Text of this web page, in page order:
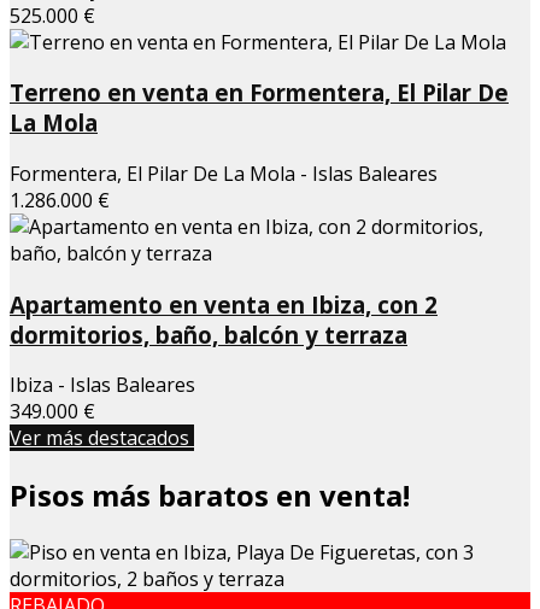
525.000 €
Terreno en venta en Formentera, El Pilar De
La Mola
Formentera, El Pilar De La Mola - Islas Baleares
1.286.000 €
Apartamento en venta en Ibiza, con 2
dormitorios, baño, balcón y terraza
Ibiza - Islas Baleares
349.000 €
Ver más destacados
Pisos más baratos en venta!